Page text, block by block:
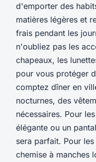
d'emporter des
matières légères et
frais pendant les
n'oubliez pas les
chapeaux, les
pour vous protéger
comptez dîner en
nocturnes, des
nécessaires. Pour
élégante ou un
sera parfait. Pour
chemise à manches